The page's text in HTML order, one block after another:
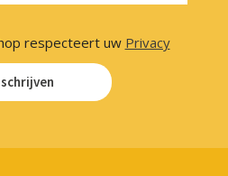
respecteert uw Privacy